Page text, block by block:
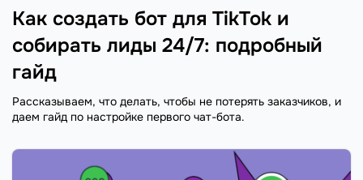
Как создать бот для TikTok и
собирать лиды 24/7: подробный
гайд
Рассказываем, что делать, чтобы не потерять заказчиков, и
даем гайд по настройке первого чат-бота.